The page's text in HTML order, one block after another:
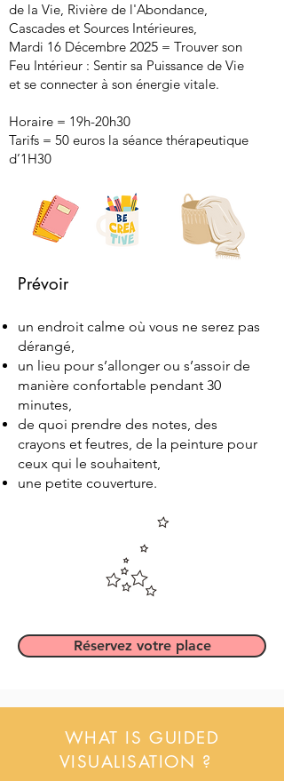
de la Vie, Rivière de l'Abondance,
Cascades et Sources Intérieures,
Mardi 16 Décembre 2025 = Trouver son
Feu Intérieur : Sentir sa Puissance de Vie
et se connecter à son énergie vitale.
Horaire = 19h-20h30
Tarifs = 50 euros la séance thérapeutique
d’1H30
Prévoir
un endroit calme où vous ne serez pas
dérangé,
un lieu pour s’allonger ou s’assoir de
manière confortable pendant 30
minutes,
de quoi prendre des notes, des
crayons et feutres, de la peinture pour
ceux qui le souhaitent,
une petite couverture.
Réservez votre place
WHAT IS GUIDED
VISUALISATION ?